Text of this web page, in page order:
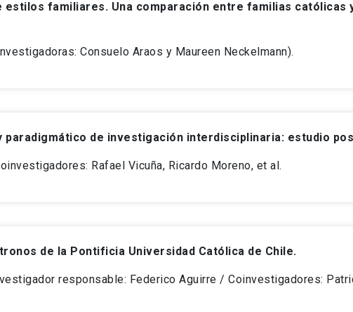
familiares. Una comparación entre familias católicas
Consuelo Araos y Maureen Neckelmann).
paradigmático de investigación interdisciplinaria: estudio
Rafael Vicuña, Ricardo Moreno, et al.
de la Pontificia Universidad Católica de Chile.
responsable: Federico Aguirre / Coinvestigadores: